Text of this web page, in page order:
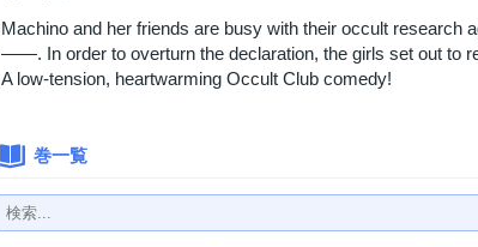
Machino and her friends are busy with their occult research
——. In order to overturn the declaration, the girls set out to
A low-tension, heartwarming Occult Club comedy!
巻一覧